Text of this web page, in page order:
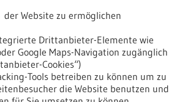
Website zu ermöglichen
Drittanbieter-Elemente wie
Google Maps-Navigation zugänglich
Cookies“)
Tools betreiben zu können um zu
die Website benutzen und